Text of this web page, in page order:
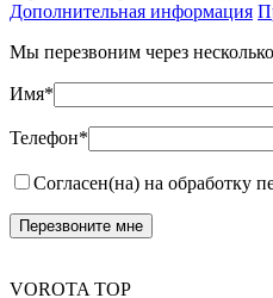
Дополнительная информация
Мы перезвоним через
Имя*
Телефон*
Согласен(на) на обработку
VOROTA TOP